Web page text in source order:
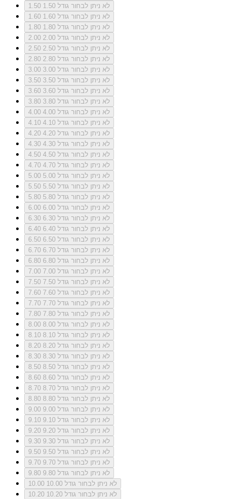
1.50
לא ניתן לבחור גודל 1.50
1.60
לא ניתן לבחור גודל 1.60
1.80
לא ניתן לבחור גודל 1.80
2.00
לא ניתן לבחור גודל 2.00
2.50
לא ניתן לבחור גודל 2.50
2.80
לא ניתן לבחור גודל 2.80
3.00
לא ניתן לבחור גודל 3.00
3.50
לא ניתן לבחור גודל 3.50
3.60
לא ניתן לבחור גודל 3.60
3.80
לא ניתן לבחור גודל 3.80
4.00
לא ניתן לבחור גודל 4.00
4.10
לא ניתן לבחור גודל 4.10
4.20
לא ניתן לבחור גודל 4.20
4.30
לא ניתן לבחור גודל 4.30
4.50
לא ניתן לבחור גודל 4.50
4.70
לא ניתן לבחור גודל 4.70
5.00
לא ניתן לבחור גודל 5.00
5.50
לא ניתן לבחור גודל 5.50
5.80
לא ניתן לבחור גודל 5.80
6.00
לא ניתן לבחור גודל 6.00
6.30
לא ניתן לבחור גודל 6.30
6.40
לא ניתן לבחור גודל 6.40
6.50
לא ניתן לבחור גודל 6.50
6.70
לא ניתן לבחור גודל 6.70
6.80
לא ניתן לבחור גודל 6.80
7.00
לא ניתן לבחור גודל 7.00
7.50
לא ניתן לבחור גודל 7.50
7.60
לא ניתן לבחור גודל 7.60
7.70
לא ניתן לבחור גודל 7.70
7.80
לא ניתן לבחור גודל 7.80
8.00
לא ניתן לבחור גודל 8.00
8.10
לא ניתן לבחור גודל 8.10
8.20
לא ניתן לבחור גודל 8.20
8.30
לא ניתן לבחור גודל 8.30
8.50
לא ניתן לבחור גודל 8.50
8.60
לא ניתן לבחור גודל 8.60
8.70
לא ניתן לבחור גודל 8.70
8.80
לא ניתן לבחור גודל 8.80
9.00
לא ניתן לבחור גודל 9.00
9.10
לא ניתן לבחור גודל 9.10
9.20
לא ניתן לבחור גודל 9.20
9.30
לא ניתן לבחור גודל 9.30
9.50
לא ניתן לבחור גודל 9.50
9.70
לא ניתן לבחור גודל 9.70
9.80
לא ניתן לבחור גודל 9.80
10.00
לא ניתן לבחור גודל 10.00
10.20
לא ניתן לבחור גודל 10.20